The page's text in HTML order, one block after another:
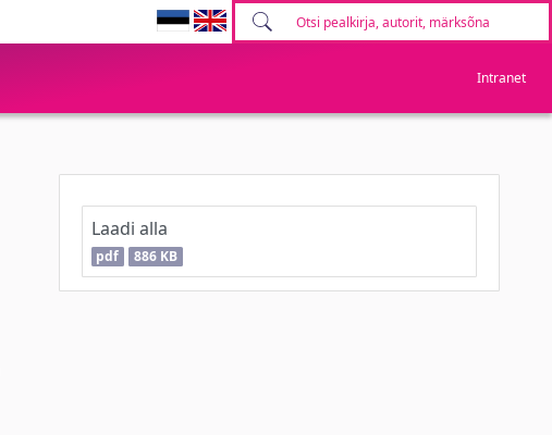
Intranet
Laadi alla
pdf 886 KB